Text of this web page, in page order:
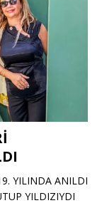
YILINDA ANILDI
YILDIZIYDI